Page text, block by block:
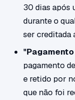
30 dias após
durante o
ser creditada
pagamento
e retido por
que não foi